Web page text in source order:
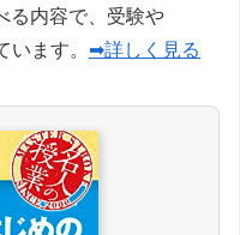
る内容で、受験や
ます。 ➡詳しく見る